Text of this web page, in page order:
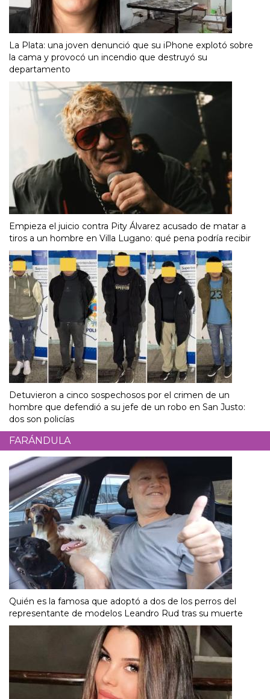
La Plata: una joven denunció que su iPhone explotó sobre
la cama y provocó un incendio que destruyó su
departamento
Empieza el juicio contra Pity Álvarez acusado de matar a
tiros a un hombre en Villa Lugano: qué pena podría recibir
Detuvieron a cinco sospechosos por el crimen de un
hombre que defendió a su jefe de un robo en San Justo:
dos son policías
FARÁNDULA
Quién es la famosa que adoptó a dos de los perros del
representante de modelos Leandro Rud tras su muerte